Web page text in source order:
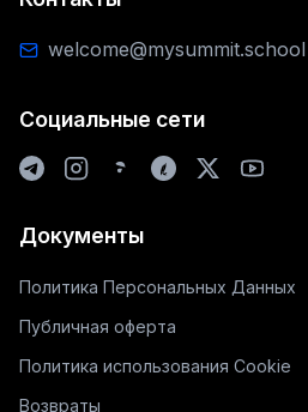
welcome@mysummit.school
Социальные сети
Документы
Политика Персональных Данных
Публичная оферта
Политика использования Cookie
Возвраты